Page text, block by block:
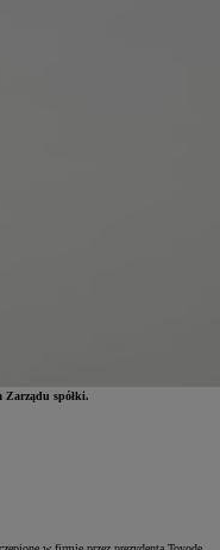
Zarządu spółki.